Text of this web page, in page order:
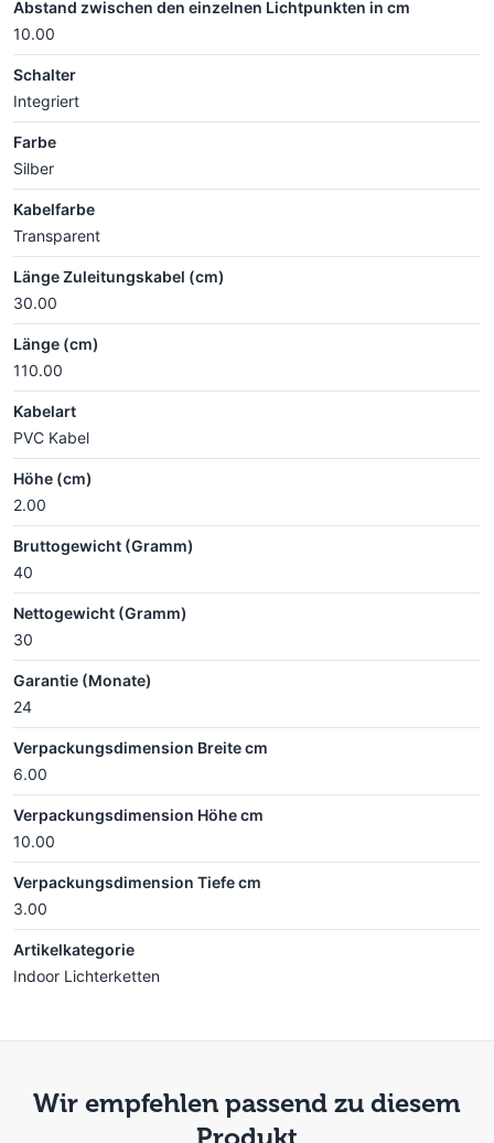
Abstand zwischen den einzelnen Lichtpunkten in cm
10.00
Schalter
Integriert
Farbe
Silber
Kabelfarbe
Transparent
Länge Zuleitungskabel (cm)
30.00
Länge (cm)
110.00
Kabelart
PVC Kabel
Höhe (cm)
2.00
Bruttogewicht (Gramm)
40
Nettogewicht (Gramm)
30
Garantie (Monate)
24
Verpackungsdimension Breite cm
6.00
Verpackungsdimension Höhe cm
10.00
Verpackungsdimension Tiefe cm
3.00
Artikelkategorie
Indoor Lichterketten
Wir empfehlen passend zu diesem
Produkt